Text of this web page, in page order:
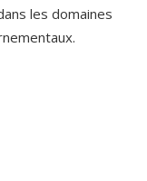
les domaines